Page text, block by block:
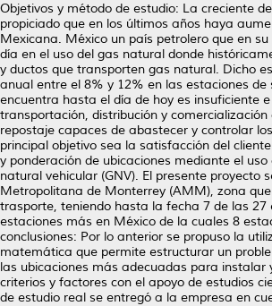
Objetivos y método de estudio: La creciente
propiciado que en los últimos años haya
Mexicana. México un país petrolero que en
día en el uso del gas natural donde
y ductos que transporten gas natural. Dicho
anual entre el 8% y 12% en las estaciones
encuentra hasta el día de hoy es insuficiente
transportación, distribución y
repostaje capaces de abastecer y controlar
principal objetivo sea la satisfacción del
y ponderación de ubicaciones mediante el
natural vehicular (GNV). El presente
Metropolitana de Monterrey (AMM), zona
trasporte, teniendo hasta la fecha 7 de las 27
estaciones más en México de la cuales 8
conclusiones: Por lo anterior se propuso la
matemática que permite estructurar un
las ubicaciones más adecuadas para instalar
criterios y factores con el apoyo de estudios
de estudio real se entregó a la empresa en